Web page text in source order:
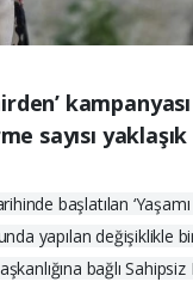
yaklaşık
başlatılan
yapılan değişiklikle
bağlı